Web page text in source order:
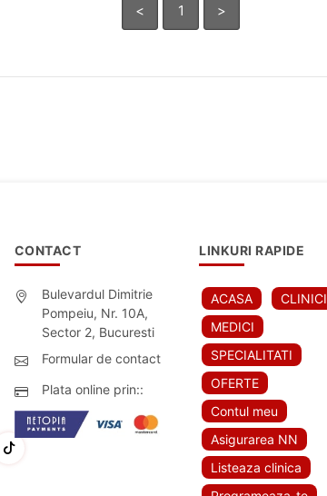
< 1 >
CONTACT
Bulevardul Dimitrie
Pompeiu, Nr. 10A,
Sector 2, Bucuresti
Formular de contact
Plata online prin::
LINKURI RAPIDE
ACASA
CLINICI
MEDICI
SPECIALITATI
OFERTE
Contul meu
Asigurarea NN
Listeaza clinica